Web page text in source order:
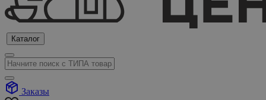
Каталог
Заказы